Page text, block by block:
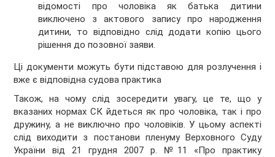
відомості про чоловіка як батька дитини
виключено з актового запису про народження
дитини, то відповідно слід додати копію цього
рішення до позовної заяви.
Ці документи можуть бути підставою для розлучення і
вже є відповідна судова практика
Також, на чому слід зосередити увагу, це те, що у
вказаних нормах СК йдеться як про чоловіка, так і про
дружину, а не виключно про чоловіків. У цьому аспекті
слід виходити з постанови пленуму Верховного Суду
України від 21 грудня 2007 р. №11 «Про практику